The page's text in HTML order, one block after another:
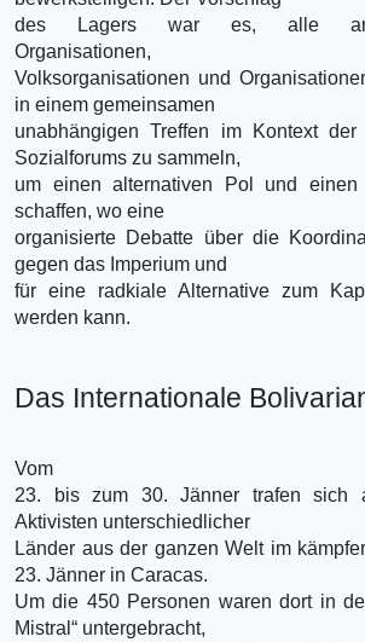
des Lagers war es, alle
Organisationen,
Volksorganisationen und
in einem gemeinsamen
unabhängigen Treffen im Kontext
Sozialforums zu sammeln,
um einen alternativen Pol und einen
schaffen, wo eine
organisierte Debatte über die
gegen das Imperium und
für eine radkiale Alternative zum
werden kann.
Das Internationale
Vom
23. bis zum 30. Jänner trafen sich
Aktivisten unterschiedlicher
Länder aus der ganzen Welt im
23. Jänner in Caracas.
Um die 450 Personen waren dort in
Mistral“ untergebracht,